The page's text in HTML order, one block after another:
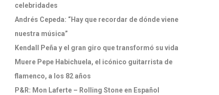
celebridades
Andrés Cepeda: “Hay que recordar de dónde viene
nuestra música”
Kendall Peña y el gran giro que transformó su vida
Muere Pepe Habichuela, el icónico guitarrista de
flamenco, a los 82 años
P&R: Mon Laferte – Rolling Stone en Español